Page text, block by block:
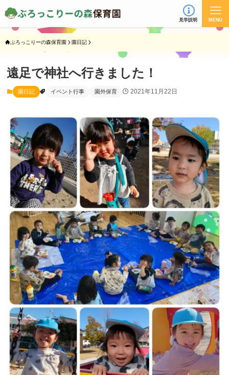
見学説明 MENU
ぶろっこりーの森保育園 園日記
遠足で神社へ行きました！
園日記 イベント行事 園外保育 2021年11月22日